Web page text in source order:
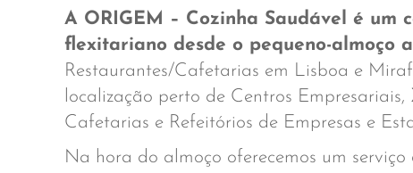
A ORIGEM – Cozinha Saudável é um
flexitariano desde o pequeno-almoço
Restaurantes/Cafetarias em Lisboa e
localização perto de Centros
Cafetarias e Refeitórios de Empresas e
Na hora do almoço oferecemos um serviço